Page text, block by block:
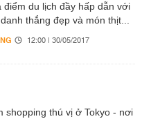
điểm du lịch đầy hấp dẫn với
thắng đẹp và món thịt...
12:00 | 30/05/2017
shopping thú vị ở Tokyo - nơi